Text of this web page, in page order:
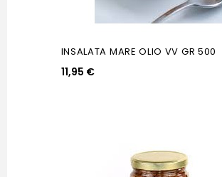
INSALATA MARE OLIO VV GR 500
11,95 €